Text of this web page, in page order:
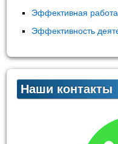
Эффективная
Эффективность
Наши контакты